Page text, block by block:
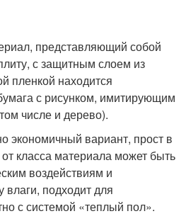
представляющий собой
с защитным слоем из
пленкой находится
с рисунком, имитирующим
числе и дерево).
экономичный вариант, прост в
класса материала может быть
воздействиям и
влаги, подходит для
с системой «теплый пол».